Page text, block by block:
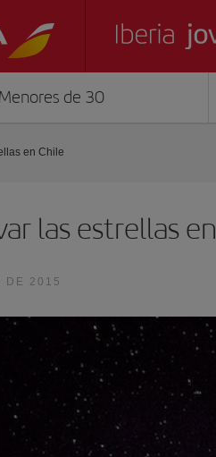
Menores de 30
en Chile
las estrellas
DE 2015